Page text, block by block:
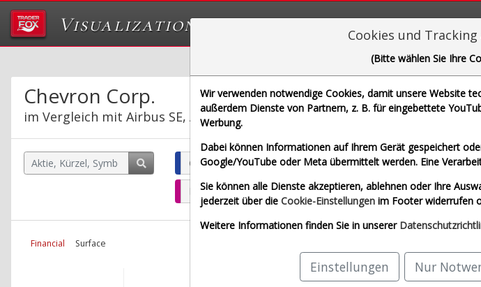
Visualizations
Chevron Corp.
im Vergleich mit Airbus SE, Allianz SE, Bayerische Motoren Werke AG und 1
Chevron Corp. (Echtzeit Euro) Airbus SE (Echtzeit
Bayerische Motoren Werke AG (Echtzeit Euro) SAP
Financial Surface
Cookies und
(Bitte wählen Sie Ihre
Wir verwenden notwendige Cookies, damit unsere Website
außerdem Dienste von Partnern, z. B. für eingebettete
Werbung.
Dabei können Informationen auf Ihrem Gerät gespeichert
Google/YouTube oder Meta übermittelt werden. Eine
Sie können alle Dienste akzeptieren, ablehnen oder Ihre
jederzeit über die Cookie-Einstellungen im Footer widerrufen
Weitere Informationen finden Sie in unserer
Einstellungen Nur